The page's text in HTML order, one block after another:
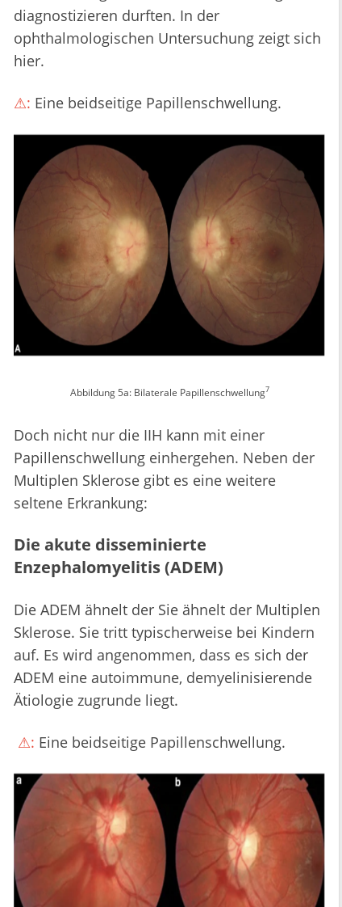
diagnostizieren durften. In der
ophthalmologischen Untersuchung zeigt sich
hier.
⚠: Eine beidseitige Papillenschwellung.
Abbildung 5a: Bilaterale Papillenschwellung7
Doch nicht nur die IIH kann mit einer
Papillenschwellung einhergehen. Neben der
Multiplen Sklerose gibt es eine weitere
seltene Erkrankung:
Die akute disseminierte
Enzephalomyelitis (ADEM)
Die ADEM ähnelt der Sie ähnelt der Multiplen
Sklerose. Sie tritt typischerweise bei Kindern
auf. Es wird angenommen, dass es sich der
ADEM eine autoimmune, demyelinisierende
Ätiologie zugrunde liegt.
⚠: Eine beidseitige Papillenschwellung.